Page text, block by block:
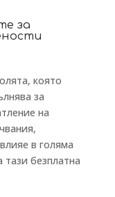
за
която
за
на
в голяма
тази безплатна